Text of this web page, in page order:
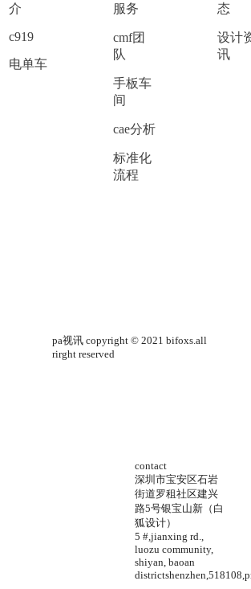
介
c919
电单车
服务
cmf团
队
手板车
间
cae分析
标准化
流程
态
设计
讯
pa视讯 copyright © 2021 bifoxs.all
rirght reserved
contact
深圳市宝安区石岩
街道罗租社区建兴
路5号银宝山新（白
狐设计）
5 #,jianxing rd.,
luozu community,
shiyan, baoan